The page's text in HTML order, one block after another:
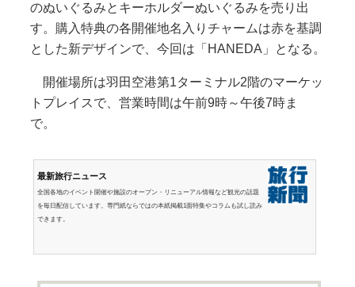
のぬいぐるみとキーホルダーぬいぐるみを売り出
す。購入特典の各開催地名入りチャームは赤を基調
とした新デザインで、今回は「HANEDA」となる。
開催場所は羽田空港第1ターミナル2階のマーケッ
トプレイスで、営業時間は午前9時～午後7時ま
で。
最新旅行ニュース
全国各地のイベント開催や施設のオープン・リニューアル情報など観光の話題
を毎日配信しています。専門紙ならではの本紙掲載1面特集やコラムも試し読み
できます。